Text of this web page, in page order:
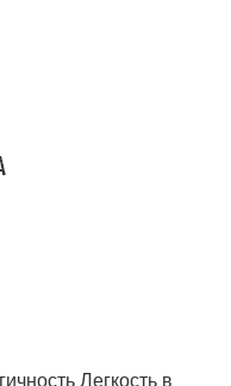
Легкость в